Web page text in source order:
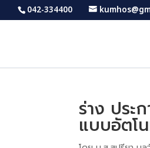
042-334400
ร่าง ประ
แบบอัตโ